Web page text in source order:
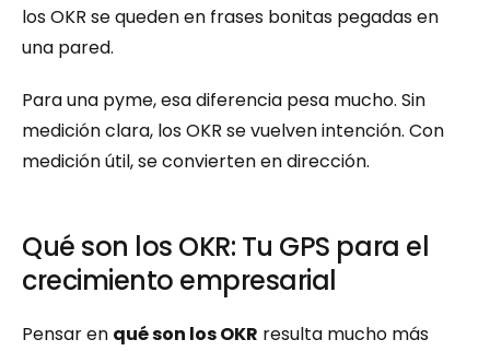
los OKR se queden en frases bonitas pegadas en
una pared.
Para una pyme, esa diferencia pesa mucho. Sin
medición clara, los OKR se vuelven intención. Con
medición útil, se convierten en dirección.
Qué son los OKR: Tu GPS para el
crecimiento empresarial
Pensar en qué son los OKR resulta mucho más